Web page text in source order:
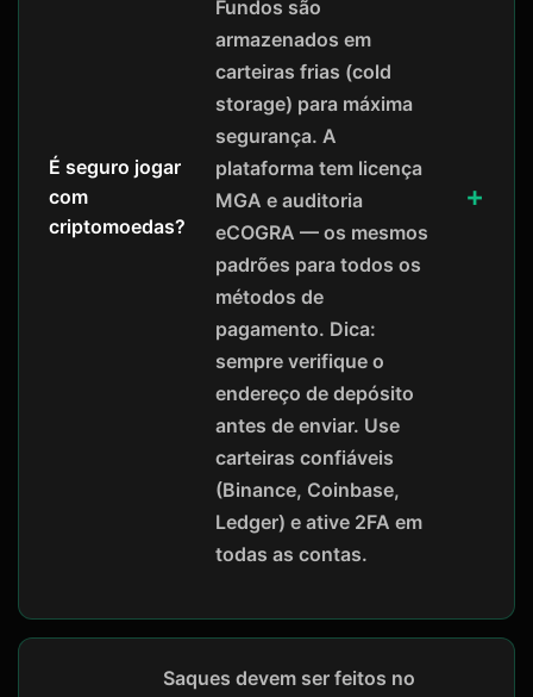
É seguro jogar
com
criptomoedas?
Fundos são
armazenados em
carteiras frias (cold
storage) para máxima
segurança. A
plataforma tem licença
MGA e auditoria
eCOGRA — os mesmos
padrões para todos os
métodos de
pagamento. Dica:
sempre verifique o
endereço de depósito
antes de enviar. Use
carteiras confiáveis
(Binance, Coinbase,
Ledger) e ative 2FA em
todas as contas.
Saques devem ser feitos no